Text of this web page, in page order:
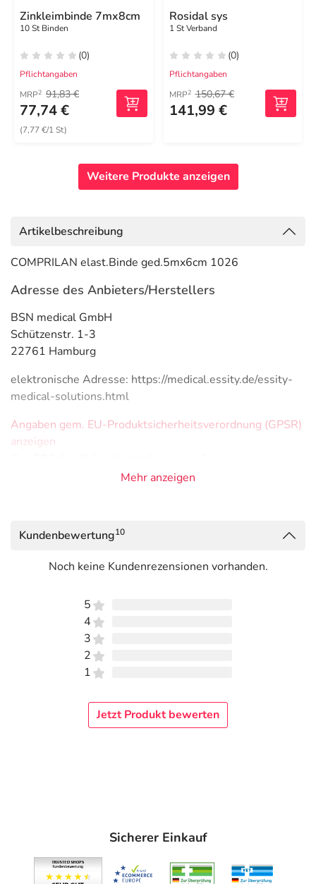
Zinkleimbinde 7mx8cm
10 St Binden
(0)
Pflichtangaben
MRP2 91,83 €
77,74 €
(7,77 €/1 St)
Rosidal sys
1 St Verband
(0)
Pflichtangaben
MRP2 150,67 €
141,99 €
Weitere Produkte anzeigen
Artikelbeschreibung
COMPRILAN elast.Binde ged.5mx6cm 1026
Adresse des Anbieters/Herstellers
BSN medical GmbH
Schützenstr. 1-3
22761 Hamburg
elektronische Adresse: https://medical.essity.de/essity-
medical-solutions.html
Angaben gem. EU-Produktsicherheitsverordnung (GPSR)
anzeigen
Mehr anzeigen
Kundenbewertung10
Noch keine Kundenrezensionen vorhanden.
5
4
3
2
1
Jetzt Produkt bewerten
Sicherer Einkauf